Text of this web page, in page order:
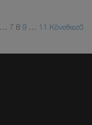
… 7 8 9 … 11 Következő